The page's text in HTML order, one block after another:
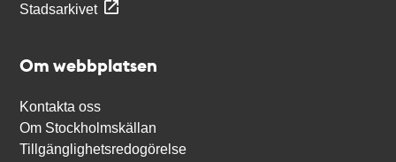
Stadsarkivet
Om webbplatsen
Kontakta oss
Om Stockholmskällan
Tillgänglighetsredogörelse